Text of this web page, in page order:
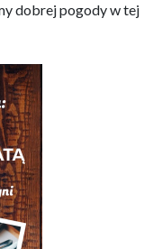
dobrej pogody w tej